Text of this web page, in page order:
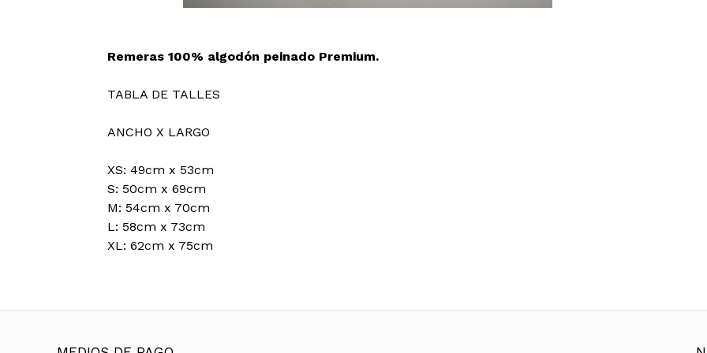
Remeras 100% algodón peinado Premium.
TABLA DE TALLES
ANCHO X LARGO
XS: 49cm x 53cm
S: 50cm x 69cm
M: 54cm x 70cm
L: 58cm x 73cm
XL: 62cm x 75cm